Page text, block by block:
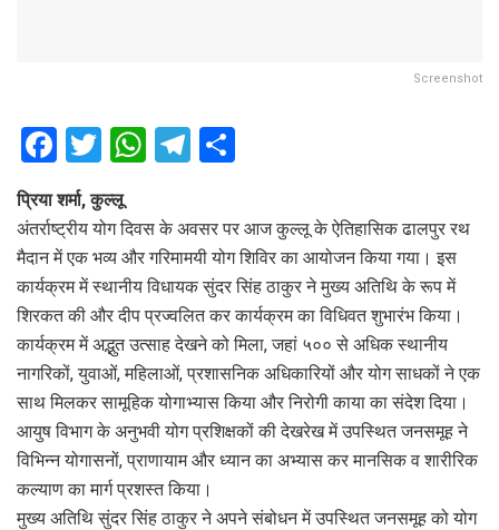
Screenshot
F
ce
b
o
o
k
T
tt
er
W
at
s
A
p
p
T
e
gr
a
m
ar
e
प्रिया शर्मा, कुल्लू
अंतर्राष्ट्रीय योग दिवस के अवसर पर आज कुल्लू के ऐतिहासिक ढालपुर रथ
मैदान में एक भव्य और गरिमामयी योग शिविर का आयोजन किया गया। इस
कार्यक्रम में स्थानीय विधायक सुंदर सिंह ठाकुर ने मुख्य अतिथि के रूप में
शिरकत की और दीप प्रज्वलित कर कार्यक्रम का विधिवत शुभारंभ किया।
कार्यक्रम में अद्भुत उत्साह देखने को मिला, जहां ५०० से अधिक स्थानीय
नागरिकों, युवाओं, महिलाओं, प्रशासनिक अधिकारियों और योग साधकों ने एक
साथ मिलकर सामूहिक योगाभ्यास किया और निरोगी काया का संदेश दिया।
आयुष विभाग के अनुभवी योग प्रशिक्षकों की देखरेख में उपस्थित जनसमूह ने
विभिन्न योगासनों, प्राणायाम और ध्यान का अभ्यास कर मानसिक व शारीरिक
कल्याण का मार्ग प्रशस्त किया।
मुख्य अतिथि सुंदर सिंह ठाकुर ने अपने संबोधन में उपस्थित जनसमूह को योग